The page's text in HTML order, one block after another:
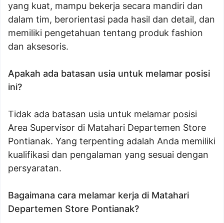
yang kuat, mampu bekerja secara mandiri dan
dalam tim, berorientasi pada hasil dan detail, dan
memiliki pengetahuan tentang produk fashion
dan aksesoris.
Apakah ada batasan usia untuk melamar posisi
ini?
Tidak ada batasan usia untuk melamar posisi
Area Supervisor di Matahari Departemen Store
Pontianak. Yang terpenting adalah Anda memiliki
kualifikasi dan pengalaman yang sesuai dengan
persyaratan.
Bagaimana cara melamar kerja di Matahari
Departemen Store Pontianak?